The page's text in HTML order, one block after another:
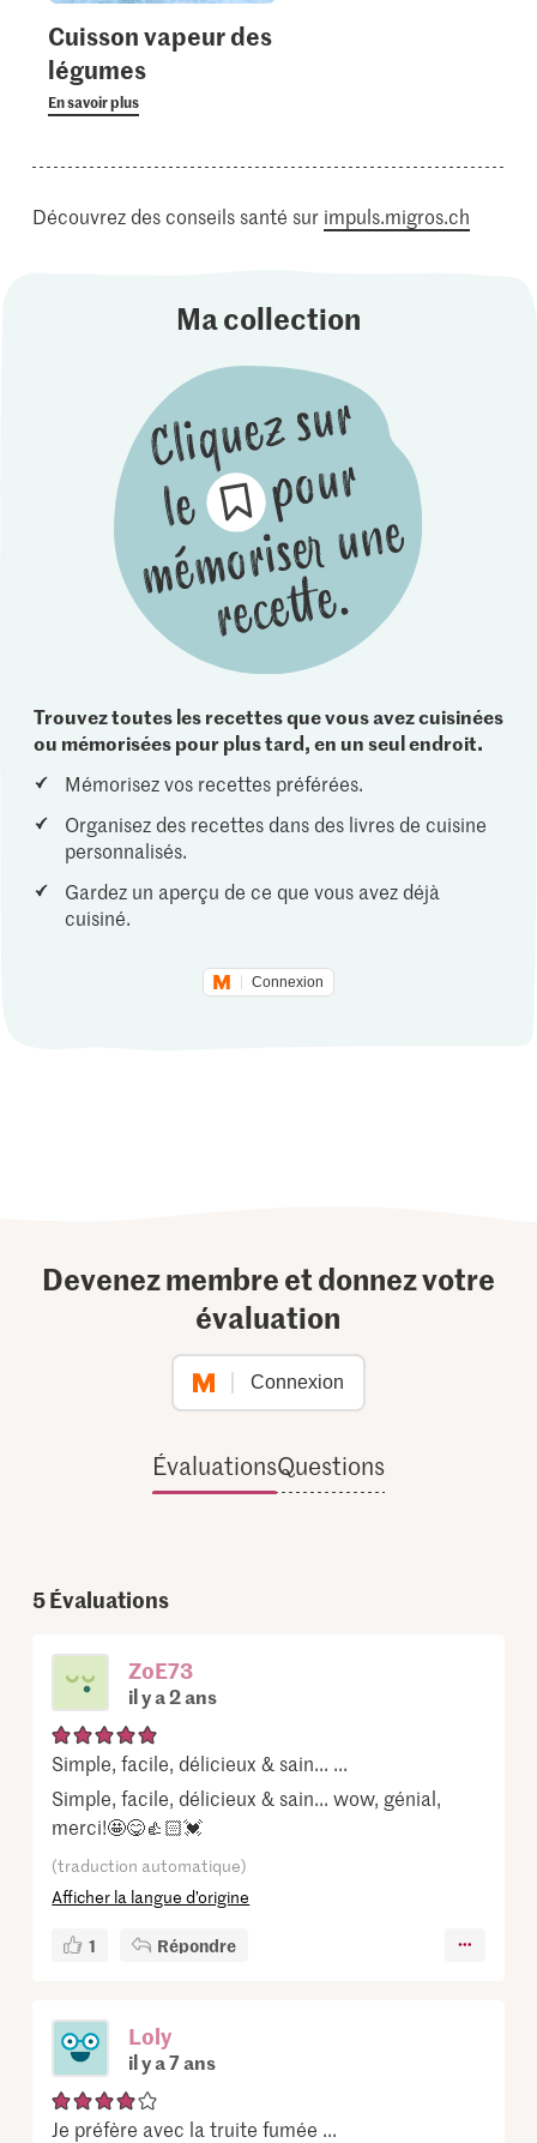
Cuisson vapeur des
légumes
En savoir plus
Découvrez des conseils santé sur impuls.migros.ch
Ma collection
Trouvez toutes les recettes que vous avez cuisinées
ou mémorisées pour plus tard, en un seul endroit.
Mémorisez vos recettes préférées.
Organisez des recettes dans des livres de cuisine
personnalisés.
Gardez un aperçu de ce que vous avez déjà
cuisiné.
Connexion
Devenez membre et donnez votre
évaluation
Connexion
ÉvaluationsQuestions
5Évaluations
ZoE73
il y a 2 ans
Simple, facile, délicieux & sain... ...
Simple, facile, délicieux & sain... wow, génial,
merci!🤩😋👍🏻💓
(traduction automatique)
Afficher la langue d’origine
1 Répondre
Loly
il y a 7 ans
Je préfère avec la truite fumée ...